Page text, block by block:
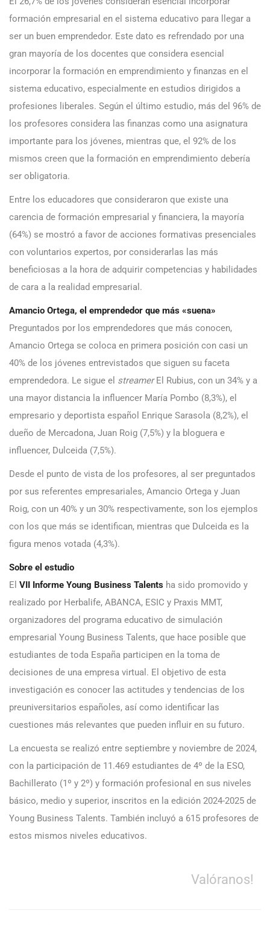
formación empresarial en el sistema educativo para llegar a
ser un buen emprendedor. Este dato es refrendado por una
gran mayoría de los docentes que considera esencial
incorporar la formación en emprendimiento y finanzas en el
sistema educativo, especialmente en estudios dirigidos a
profesiones liberales. Según el último estudio, más del 96% de
los profesores considera las finanzas como una asignatura
importante para los jóvenes, mientras que, el 92% de los
mismos creen que la formación en emprendimiento debería
ser obligatoria.
Entre los educadores que consideraron que existe una
carencia de formación empresarial y financiera, la mayoría
(64%) se mostró a favor de acciones formativas presenciales
con voluntarios expertos, por considerarlas las más
beneficiosas a la hora de adquirir competencias y habilidades
de cara a la realidad empresarial.
Amancio Ortega, el emprendedor que más «suena»
Preguntados por los emprendedores que más conocen,
Amancio Ortega se coloca en primera posición con casi un
40% de los jóvenes entrevistados que siguen su faceta
emprendedora. Le sigue el streamer El Rubius, con un 34% y a
una mayor distancia la influencer María Pombo (8,3%), el
empresario y deportista español Enrique Sarasola (8,2%), el
dueño de Mercadona, Juan Roig (7,5%) y la bloguera e
influencer, Dulceida (7,5%).
Desde el punto de vista de los profesores, al ser preguntados
por sus referentes empresariales, Amancio Ortega y Juan
Roig, con un 40% y un 30% respectivamente, son los ejemplos
con los que más se identifican, mientras que Dulceida es la
figura menos votada (4,3%).
Sobre el estudio
El VII Informe Young Business Talents ha sido promovido y
realizado por Herbalife, ABANCA, ESIC y Praxis MMT,
organizadores del programa educativo de simulación
empresarial Young Business Talents, que hace posible que
estudiantes de toda España participen en la toma de
decisiones de una empresa virtual. El objetivo de esta
investigación es conocer las actitudes y tendencias de los
preuniversitarios españoles, así como identificar las
cuestiones más relevantes que pueden influir en su futuro.
La encuesta se realizó entre septiembre y noviembre de 2024,
con la participación de 11.469 estudiantes de 4º de la ESO,
Bachillerato (1º y 2º) y formación profesional en sus niveles
básico, medio y superior, inscritos en la edición 2024-2025 de
Young Business Talents. También incluyó a 615 profesores de
estos mismos niveles educativos.
Valóranos!